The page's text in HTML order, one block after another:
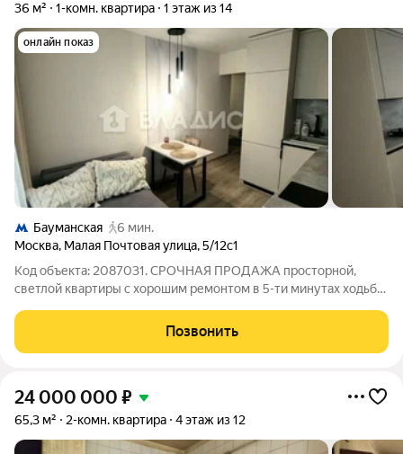
36 м² 1-комн. квартира 1 этаж из 14
онлайн показ
Бауманская
6 мин.
Москва, Малая Почтовая улица,5/12с1
Код объекта: 2087031. СРОЧНАЯ ПРОДАЖА просторной,
светлой квартиры с хорошим ремонтом в 5-ти минутах ходьбы
решение для инвестиции. Остается вся мебель и бытовая
техника (ЗАЕЗЖАЙ И ЖИВИ).
Позвонить
24 000 000 ₽
65,3 м² 2-комн. квартира 4 этаж из 12